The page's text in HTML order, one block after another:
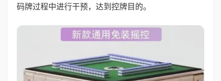
码牌过程中进行干预，达到控牌目的。